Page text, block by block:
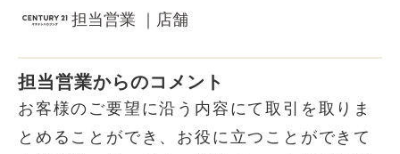
担当営業 ｜店舗
担当営業からのコメント
お客様のご要望に沿う内容にて取引を取りま
とめることができ、お役に立つことができて